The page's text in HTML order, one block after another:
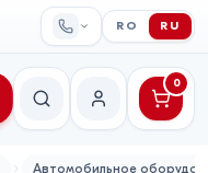
RO RU
Поиск Мой аккаунт
0
Автомобильное